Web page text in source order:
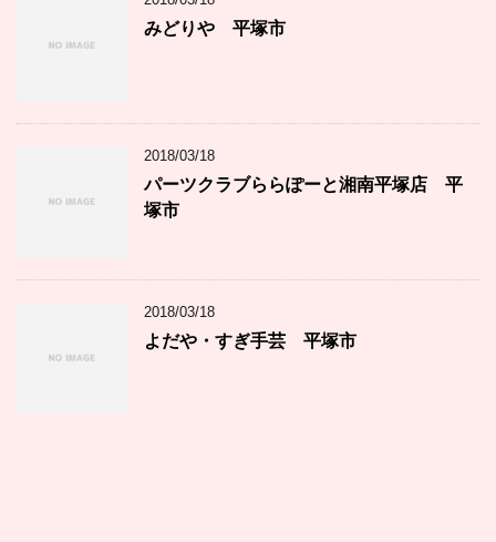
みどりや 平塚市
2018/03/18
パーツクラブららぽーと湘南平塚店 平
塚市
2018/03/18
よだや・すぎ手芸 平塚市